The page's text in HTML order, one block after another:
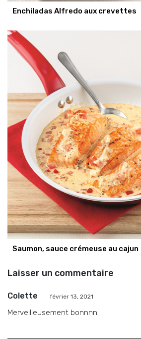
Enchiladas Alfredo aux crevettes
Saumon, sauce crémeuse au cajun
Laisser un commentaire
Colette février 13, 2021
Merveilleusement bonnnn